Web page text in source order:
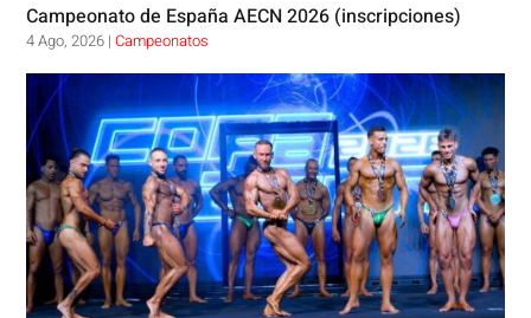
Campeonato de España AECN 2026 (inscripciones)
4 Ago, 2026 |Campeonatos